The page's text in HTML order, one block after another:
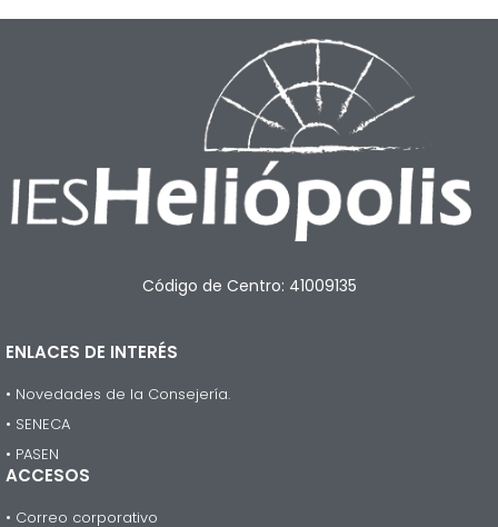
Código de Centro: 41009135
ENLACES DE INTERÉS
• Novedades de la Consejería.
• SENECA
• PASEN
ACCESOS
• Correo corporativo